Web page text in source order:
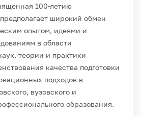
100-летию
широкий обмен
опытом, идеями и
в области
теории и практики
качества подготовки
подходов в
вузовского и
образования.